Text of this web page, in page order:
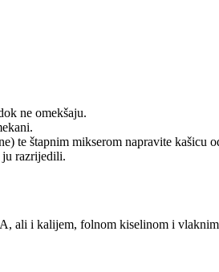
ne omekšaju.
te štapnim mikserom napravite kašicu
ju razrijedili.
ali i kalijem, folnom kiselinom i